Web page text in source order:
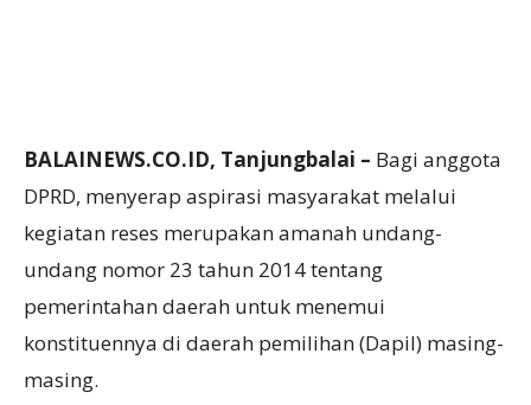
BALAINEWS.CO.ID, Tanjungbalai – Bagi anggota
DPRD, menyerap aspirasi masyarakat melalui
kegiatan reses merupakan amanah undang-
undang nomor 23 tahun 2014 tentang
pemerintahan daerah untuk menemui
konstituennya di daerah pemilihan (Dapil) masing-
masing.